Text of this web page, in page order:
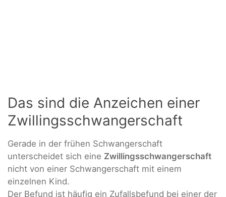
Das sind die Anzeichen einer
Zwillingsschwangerschaft
Gerade in der frühen Schwangerschaft
unterscheidet sich eine Zwillingsschwangerschaft
nicht von einer Schwangerschaft mit einem
einzelnen Kind.
Der Befund ist häufig ein Zufallsbefund bei einer der